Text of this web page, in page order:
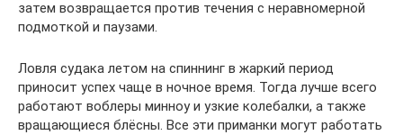
затем возвращается против течения с неравномерной
подмоткой и паузами.
Ловля судака летом на спиннинг в жаркий период
приносит успех чаще в ночное время. Тогда лучше всего
работают воблеры минноу и узкие колебалки, а также
вращающиеся блёсны. Все эти приманки могут работать